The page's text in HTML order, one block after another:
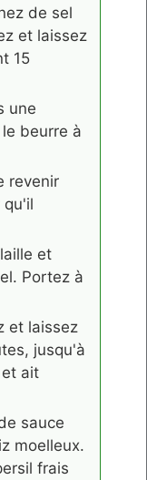
de sel
et laissez
15
une
beurre à
revenir
qu'il
et
Portez à
et laissez
jusqu'à
ait
sauce
moelleux.
frais